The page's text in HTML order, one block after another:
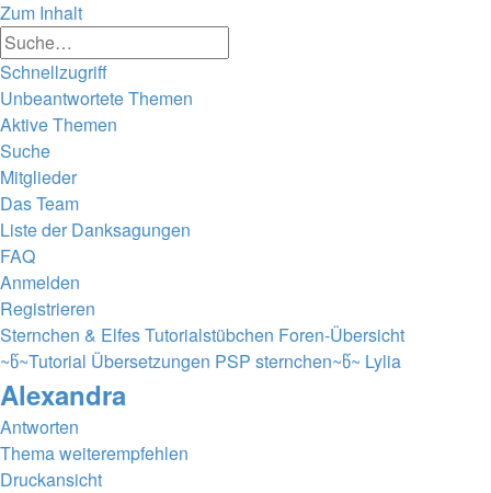
Zum Inhalt
Schnellzugriff
Unbeantwortete Themen
Aktive Themen
Suche
Mitglieder
Das Team
Liste der Danksagungen
FAQ
Anmelden
Registrieren
Sternchen & Elfes Tutorialstübchen Foren-Übersicht
~წ~Tutorial Übersetzungen PSP sternchen~წ~ Lylia
Alexandra
Antworten
Thema weiterempfehlen
Druckansicht